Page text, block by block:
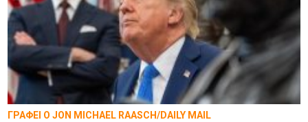
ΓΡΑΦΕΙ Ο JON MICHAEL RAASCH/DAILY MAIL